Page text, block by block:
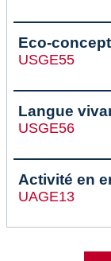
Eco-
USGE55
Langue
USGE56
Activité en
UAGE13